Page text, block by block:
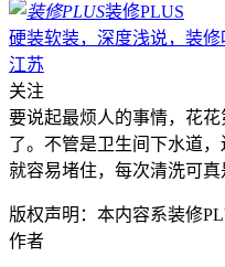
装修PLUS
硬装软装，深度浅说，装修
江苏
关注
要说起最烦人的事情，花
了。不管是卫生间下水道
就容易堵住，每次清洗可真
版权声明：本内容系装修
作者